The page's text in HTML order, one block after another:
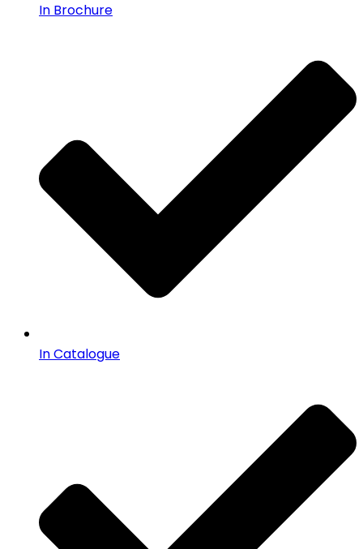
In Brochure
In Catalogue